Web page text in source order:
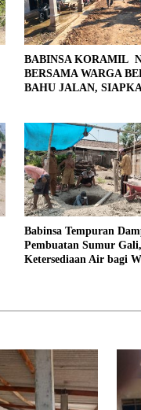
BABINSA KORAMIL
BERSAMA WARGA
BAHU JALAN,
Babinsa Tempuran
Pembuatan Sumur
Ketersediaan Air bagi